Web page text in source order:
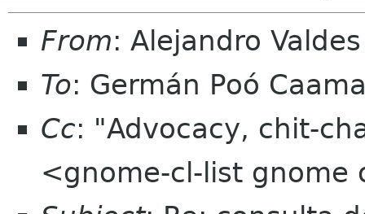
From: Alejandro
To: Germán Poó
Cc: "Advocacy, chit-
<gnome-cl-list gnome